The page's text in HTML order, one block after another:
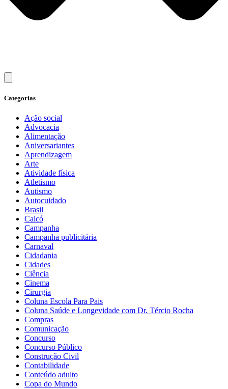
Categorias
Ação social
Advocacia
Alimentação
Aniversariantes
Aprendizagem
Arte
Atividade física
Atletismo
Autismo
Autocuidado
Brasil
Caicó
Campanha
Campanha publicitária
Carnaval
Cidadania
Cidades
Ciência
Cinema
Cirurgia
Coluna Escola Para Pais
Coluna Saúde e Longevidade com Dr. Tércio Rocha
Compras
Comunicação
Concurso
Concurso Público
Construção Civil
Contabilidade
Conteúdo adulto
Copa do Mundo